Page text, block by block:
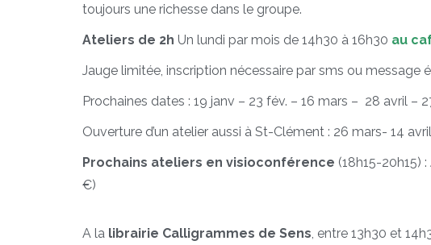
toujours une richesse dans le groupe.
Ateliers de 2h Un lundi par mois de 14h30 à 16h30 au
Jauge limitée, inscription nécessaire par sms ou message
Prochaines dates : 19 janv – 23 fév. – 16 mars – 28 avril –
Ouverture d’un atelier aussi à St-Clément : 26 mars- 14
Prochains ateliers en visioconférence (18h15-20h15)
€)
A la librairie Calligrammes de Sens , entre 13h30 et